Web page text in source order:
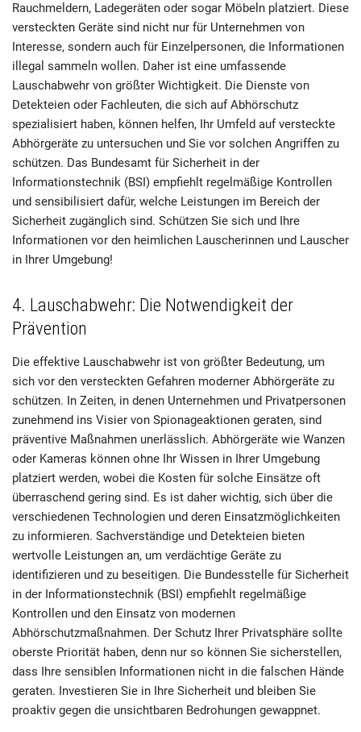
Rauchmeldern, Ladegeräten oder sogar Möbeln platziert. Diese
versteckten Geräte sind nicht nur für Unternehmen von
Interesse, sondern auch für Einzelpersonen, die Informationen
illegal sammeln wollen. Daher ist eine umfassende
Lauschabwehr von größter Wichtigkeit. Die Dienste von
Detekteien oder Fachleuten, die sich auf Abhörschutz
spezialisiert haben, können helfen, Ihr Umfeld auf versteckte
Abhörgeräte zu untersuchen und Sie vor solchen Angriffen zu
schützen. Das Bundesamt für Sicherheit in der
Informationstechnik (BSI) empfiehlt regelmäßige Kontrollen
und sensibilisiert dafür, welche Leistungen im Bereich der
Sicherheit zugänglich sind. Schützen Sie sich und Ihre
Informationen vor den heimlichen Lauscherinnen und Lauscher
in Ihrer Umgebung!
4. Lauschabwehr: Die Notwendigkeit der
Prävention
Die effektive Lauschabwehr ist von größter Bedeutung, um
sich vor den versteckten Gefahren moderner Abhörgeräte zu
schützen. In Zeiten, in denen Unternehmen und Privatpersonen
zunehmend ins Visier von Spionageaktionen geraten, sind
präventive Maßnahmen unerlässlich. Abhörgeräte wie Wanzen
oder Kameras können ohne Ihr Wissen in Ihrer Umgebung
platziert werden, wobei die Kosten für solche Einsätze oft
überraschend gering sind. Es ist daher wichtig, sich über die
verschiedenen Technologien und deren Einsatzmöglichkeiten
zu informieren. Sachverständige und Detekteien bieten
wertvolle Leistungen an, um verdächtige Geräte zu
identifizieren und zu beseitigen. Die Bundesstelle für Sicherheit
in der Informationstechnik (BSI) empfiehlt regelmäßige
Kontrollen und den Einsatz von modernen
Abhörschutzmaßnahmen. Der Schutz Ihrer Privatsphäre sollte
oberste Priorität haben, denn nur so können Sie sicherstellen,
dass Ihre sensiblen Informationen nicht in die falschen Hände
geraten. Investieren Sie in Ihre Sicherheit und bleiben Sie
proaktiv gegen die unsichtbaren Bedrohungen gewappnet.